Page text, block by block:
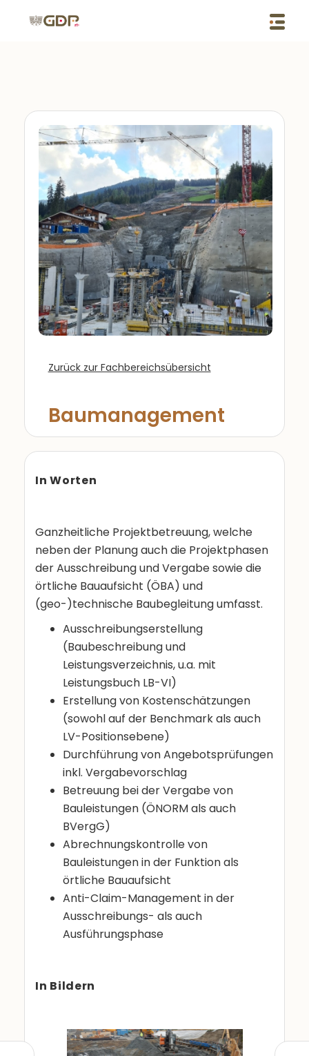
Zurück zur Fachbereichsübersicht
Baumanagement
In Worten
Ganzheitliche Projektbetreuung, welche
neben der Planung auch die Projektphasen
der Ausschreibung und Vergabe sowie die
örtliche Bauaufsicht (ÖBA) und
(geo-)technische Baubegleitung umfasst.
Ausschreibungserstellung
(Baubeschreibung und
Leistungsverzeichnis, u.a. mit
Leistungsbuch LB-VI)
Erstellung von Kostenschätzungen
(sowohl auf der Benchmark als auch
LV-Positionsebene)
Durchführung von Angebotsprüfungen
inkl. Vergabevorschlag
Betreuung bei der Vergabe von
Bauleistungen (ÖNORM als auch
BVergG)
Abrechnungskontrolle von
Bauleistungen in der Funktion als
örtliche Bauaufsicht
Anti-Claim-Management in der
Ausschreibungs- als auch
Ausführungsphase
In Bildern